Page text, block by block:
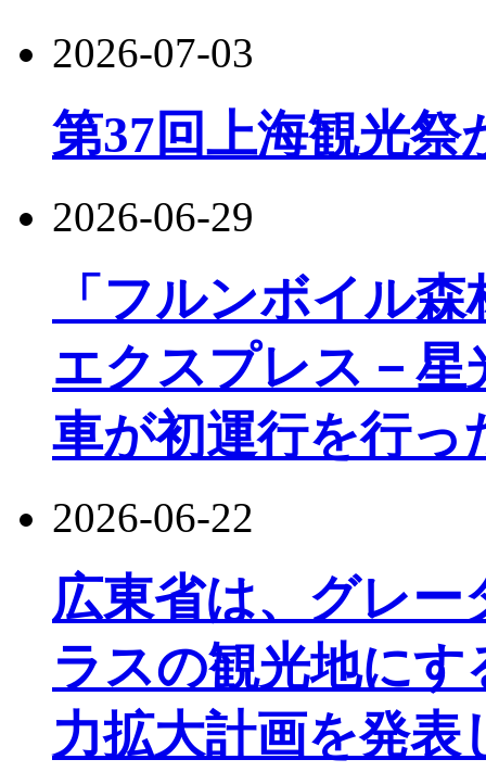
2026-07-03
第37回上海観光祭
2026-06-29
「フルンボイル
エクスプレス－星
車が初運行を行っ
2026-06-22
広東省は、グレ
ラスの観光地に
力拡大計画を発表